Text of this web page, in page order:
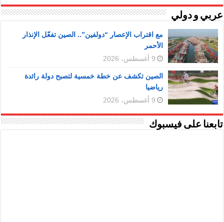
عربي و دولي
مع اقتراب الإعصار “دولفين”.. الصين تفعّل الإنذار
الأحمر
9 أغسطس، 2026
الصين تكشف عن خطة خمسية لتصبح دولة رائدة
رياضيا
9 أغسطس، 2026
تابعنا على فيسبوك